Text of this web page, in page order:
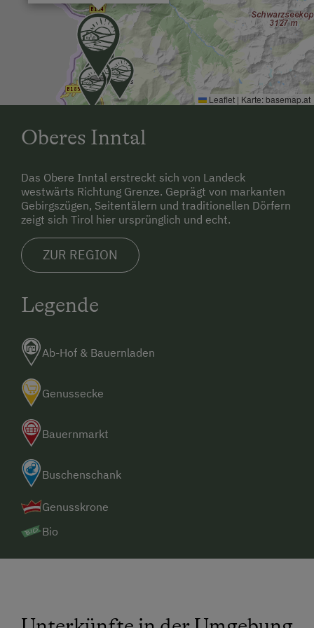
Leaflet | Karte:basemap.at
Oberes Inntal
Das Obere Inntal erstreckt sich von Landeck
westwärts Richtung Grenze. Geprägt von markanten
Gebirgszügen, Seitentälern und traditionellen Dörfern
zeigt sich Tirol hier ursprünglich und echt.
ZUR REGION
Legende
Ab-Hof & Bauernladen
Genussecke
Bauernmarkt
Buschenschank
Genusskrone
Bio